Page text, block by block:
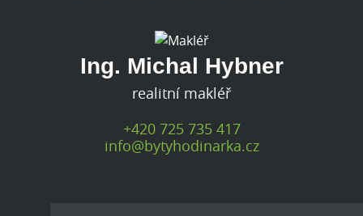
Ing. Michal Hybner
realitní makléř
+420 725 735 417
info@bytyhodinarka.cz